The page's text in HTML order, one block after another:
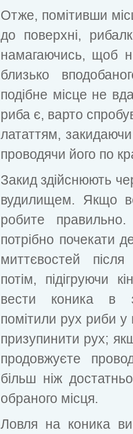
Отже, помітивши
до поверхні,
намагаючись, щоб
близько
подібне місце не
риба є, варто
лататтям,
проводячи його по
Закид здійснюють
вудилищем. Якщо
робите
потрібно почекати
миттєвостей
потім, підігруючи
вести коника в
помітили рух риби
призупинити рух;
продовжуєте
більш ніж
обраного місця.
Ловля на коника